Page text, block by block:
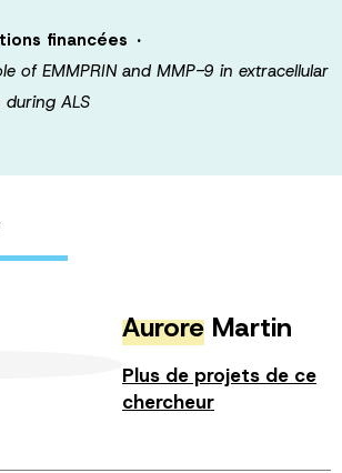
financées ·
of EMMPRIN and MMP-9 in extracellular
ALS
Aurore Martin
Plus de projets de ce
chercheur